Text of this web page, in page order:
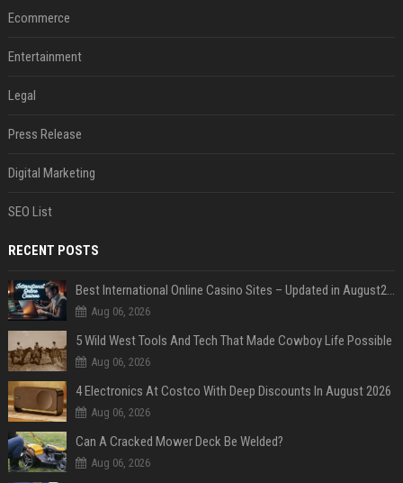
Ecommerce
Entertainment
Legal
Press Release
Digital Marketing
SEO List
RECENT POSTS
Best International Online Casino Sites – Updated in August2026
Aug 06, 2026
5 Wild West Tools And Tech That Made Cowboy Life Possible
Aug 06, 2026
4 Electronics At Costco With Deep Discounts In August 2026
Aug 06, 2026
Can A Cracked Mower Deck Be Welded?
Aug 06, 2026